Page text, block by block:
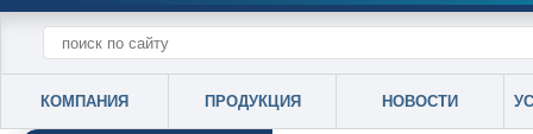
КОМПАНИЯ ПРОДУКЦИЯ НОВОСТИ